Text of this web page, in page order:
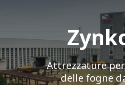
Attrezzature
delle fogne